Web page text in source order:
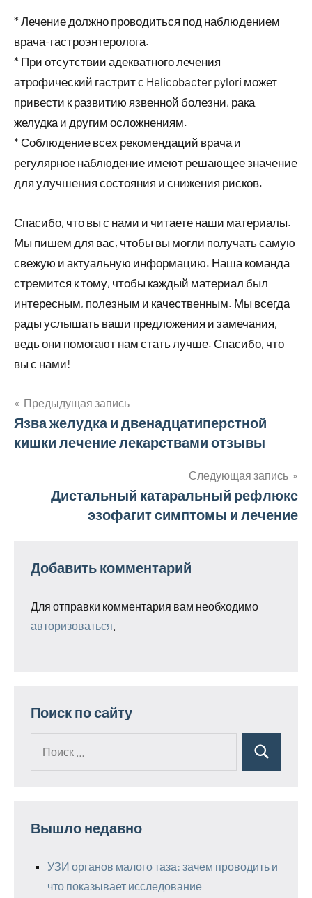
* Лечение должно проводиться под наблюдением
врача-гастроэнтеролога.
* При отсутствии адекватного лечения
атрофический гастрит с Helicobacter pylori может
привести к развитию язвенной болезни, рака
желудка и другим осложнениям.
* Соблюдение всех рекомендаций врача и
регулярное наблюдение имеют решающее значение
для улучшения состояния и снижения рисков.
Спасибо, что вы с нами и читаете наши материалы.
Мы пишем для вас, чтобы вы могли получать самую
свежую и актуальную информацию. Наша команда
стремится к тому, чтобы каждый материал был
интересным, полезным и качественным. Мы всегда
рады услышать ваши предложения и замечания,
ведь они помогают нам стать лучше. Спасибо, что
вы с нами!
Навигация
по
Предыдущая запись
Язва желудка и двенадцатиперстной
кишки лечение лекарствами отзывы
Следующая запись
Дистальный катаральный рефлюкс
эзофагит симптомы и лечение
Добавить комментарий
Для отправки комментария вам необходимо
авторизоваться
Поиск по сайту
Поиск
Вышло недавно
УЗИ органов малого таза: зачем проводить и
что показывает исследование